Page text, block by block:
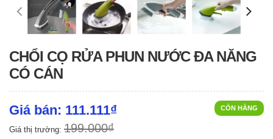
CHỔI CỌ RỬA PHUN NƯỚC ĐA NĂNG
CÓ CÁN
CÒN HÀNG
Giá bán: 111.111₫
Giá thị trường: 199.000₫